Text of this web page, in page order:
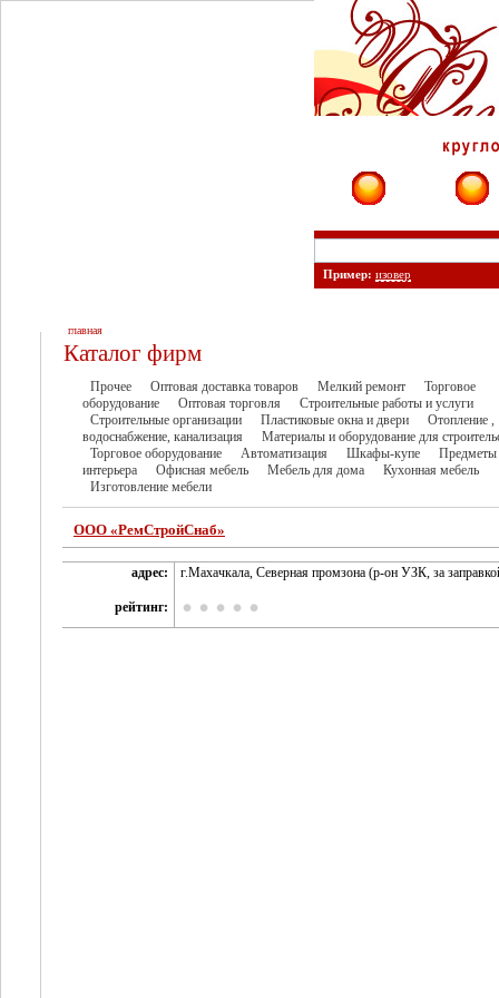
Пример: изовер
главная
Каталог фирм
Прочее Оптовая доставка товаров Мелкий ремонт
Торговое
оборудование
Оптовая торговля
Строительные работы и услуги
Строительные организации
Пластиковые окна и двери
Отопление ,
водоснабжение, канализация
Материалы и оборудование для
Торговое оборудование
Автоматизация Шкафы-купе
Предметы
интерьера
Офисная мебель Мебель для дома
Кухонная мебель
Изготовление мебели
ООО «РемСтройСнаб»
адрес: г.Махачкала, Северная промзона (р-он УЗК, за
рейтинг: